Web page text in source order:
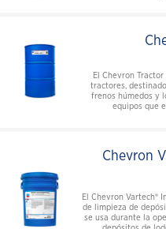
El Chevron
tractores,
frenos húmedos y
equipos que
Chevron
El Chevron Vartech®
de limpieza de
se usa durante la